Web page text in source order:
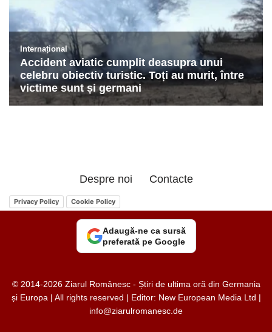
Despre noi Contacte
Privacy Policy Cookie Policy
Adaugă-ne ca sursă
preferată pe Google
© 2014-2026 Ziarul Românesc - Știri de ultima oră din Germania
și Europa | All rights reserved | Editor: New European Media Ltd |
info@ziarulromanesc.de